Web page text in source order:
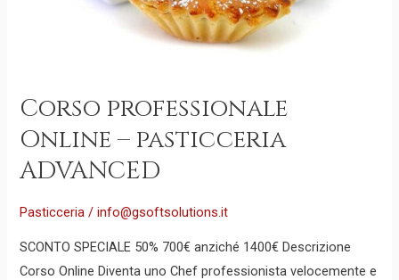
Corso professionale
Online – pasticceria
ADVANCED
Pasticceria /info@gsoftsolutions.it
SCONTO SPECIALE 50% 700€ anziché 1400€ Descrizione
Corso Online Diventa uno Chef professionista velocemente e